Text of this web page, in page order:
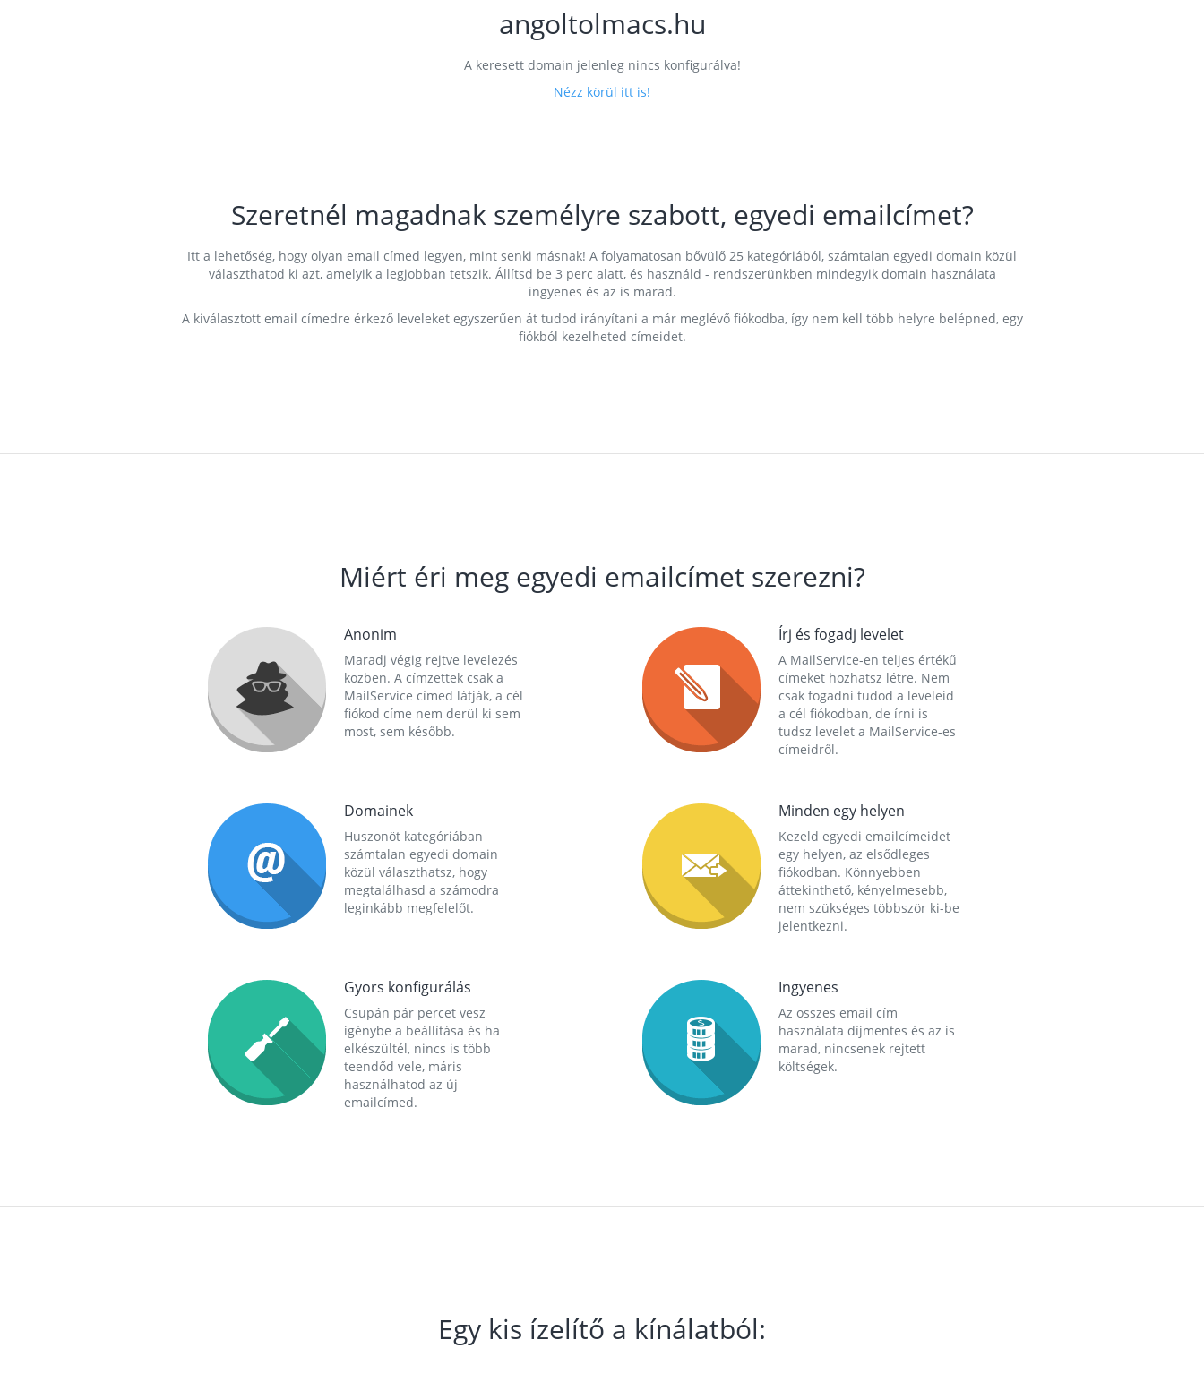
angoltolmacs.hu
A keresett domain jelenleg nincs konfigurálva!
Nézz körül itt is!
Szeretnél magadnak személyre szabott, egyedi emailcímet?
Itt a lehetőség, hogy olyan email címed legyen, mint senki másnak! A folyamatosan bővülő 25 kategóriából, számtalan egyedi domain közül
választhatod ki azt, amelyik a legjobban tetszik. Állítsd be 3 perc alatt, és használd - rendszerünkben mindegyik domain használata
ingyenes és az is marad.
A kiválasztott email címedre érkező leveleket egyszerűen át tudod irányítani a már meglévő fiókodba, így nem kell több helyre belépned, egy
fiókból kezelheted címeidet.
Miért éri meg egyedi emailcímet szerezni?
Anonim
Maradj végig rejtve levelezés
közben. A címzettek csak a
MailService címed látják, a cél
fiókod címe nem derül ki sem
most, sem később.
Írj és fogadj levelet
A MailService-en teljes értékű
címeket hozhatsz létre. Nem
csak fogadni tudod a leveleid
a cél fiókodban, de írni is
tudsz levelet a MailService-es
címeidről.
Domainek
Huszonöt kategóriában
számtalan egyedi domain
közül választhatsz, hogy
megtalálhasd a számodra
leginkább megfelelőt.
Minden egy helyen
Kezeld egyedi emailcímeidet
egy helyen, az elsődleges
fiókodban. Könnyebben
áttekinthető, kényelmesebb,
nem szükséges többször ki-be
jelentkezni.
Gyors konfigurálás
Csupán pár percet vesz
igénybe a beállítása és ha
elkészültél, nincs is több
teendőd vele, máris
használhatod az új
emailcímed.
Ingyenes
Az összes email cím
használata díjmentes és az is
marad, nincsenek rejtett
költségek.
Egy kis ízelítő a kínálatból: